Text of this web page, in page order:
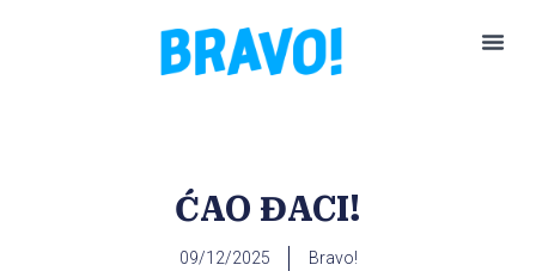
ĆAO ĐACI!
09/12/2025 Bravo!